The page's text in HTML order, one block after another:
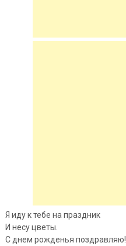
Я иду к тебе на праздник
И несу цветы.
С днем рожденья поздравляю!